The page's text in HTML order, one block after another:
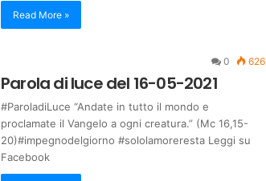
Read More »
0 626
Parola di luce del 16-05-2021
#ParoladiLuce “Andate in tutto il mondo e
proclamate il Vangelo a ogni creatura.” (Mc 16,15-
20)#impegnodelgiorno #sololamoreresta Leggi su
Facebook